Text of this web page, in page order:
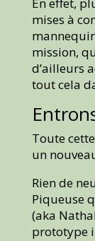
En effet,
mises à
mission,
d’ailleurs
tout cela
Toute
un
Rien de
Piqueuse
(aka
prototype